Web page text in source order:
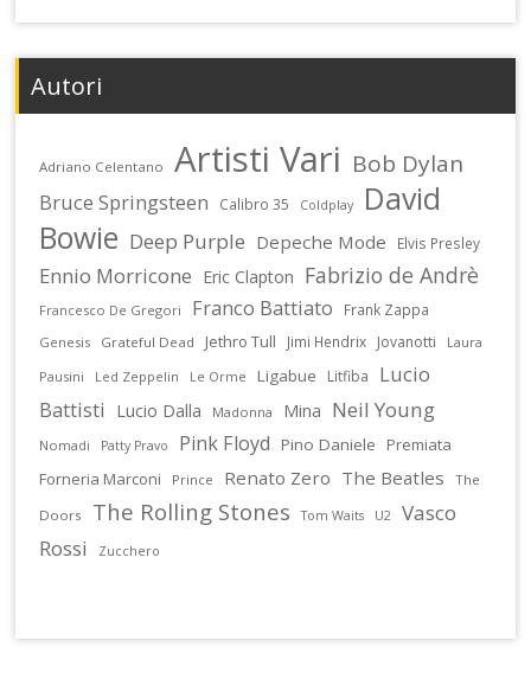
Autori
Adriano Celentano Artisti Vari Bob Dylan
Bruce Springsteen Calibro 35 Coldplay
David
Bowie Deep Purple Depeche Mode Elvis Presley
Ennio Morricone Eric Clapton Fabrizio de Andrè
Francesco De Gregori Franco Battiato Frank Zappa
Genesis Grateful Dead Jethro Tull Jimi Hendrix Jovanotti
Laura
Pausini
Led Zeppelin Le Orme Ligabue Litfiba
Lucio
Battisti
Lucio Dalla Madonna Mina Neil Young
Nomadi Patty Pravo Pink Floyd Pino Daniele
Premiata
Forneria Marconi
Prince Renato Zero The Beatles
The
Doors
The Rolling Stones Tom Waits U2
Vasco
Rossi
Zucchero